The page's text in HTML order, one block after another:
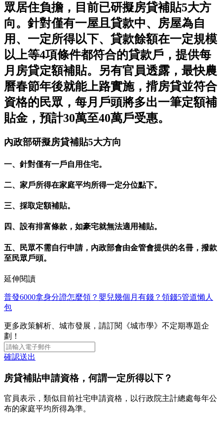
眾居住負擔，目前已研擬房貸補貼5大方
向。針對僅有一屋且貸款中、房屋為自
用、一定所得以下、貸款餘額在一定規模
以上等4項條件都符合的貸款戶，提供每
月房貸定額補貼。另有官員透露，最快農
曆春節年後就能上路實施，揹房貸並符合
資格的民眾，每月戶頭將多出一筆定額補
貼金，預計30萬至40萬戶受惠。
內政部研擬房貸補貼5大方向
一、針對僅有一戶自用住宅。
二、家戶所得在家庭平均所得一定分位點下。
三、採取定額補貼。
四、設有排富條款，如豪宅就無法適用補貼。
五、民眾不需自行申請，內政部會由金管會提供的名冊，撥款
至民眾戶頭。
延伸閱讀
普發6000拿身分證怎麼領？嬰兒幾個月有錢？領錢5管道懶人
包
更多政策解析、城市發展，請訂閱《城市學》不定期專題企
劃！
確認送出
房貸補貼申請資格，何謂一定所得以下？
官員表示，類似目前社宅申請資格，以行政院主計總處每年公
布的家庭平均所得為準。